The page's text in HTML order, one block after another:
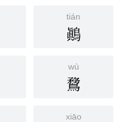
tián
鷆
wù
䳱
xiāo